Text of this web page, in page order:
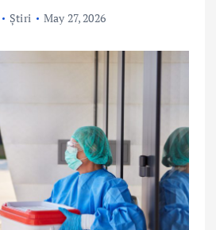
Știri May 27, 2026